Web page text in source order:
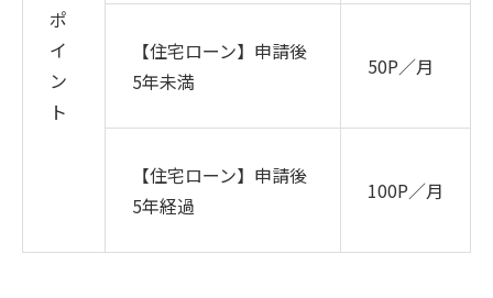
ポ
イ
ン
ト
【住宅ローン】申請後
5年未満
50P／月
【住宅ローン】申請後
5年経過
100P／月